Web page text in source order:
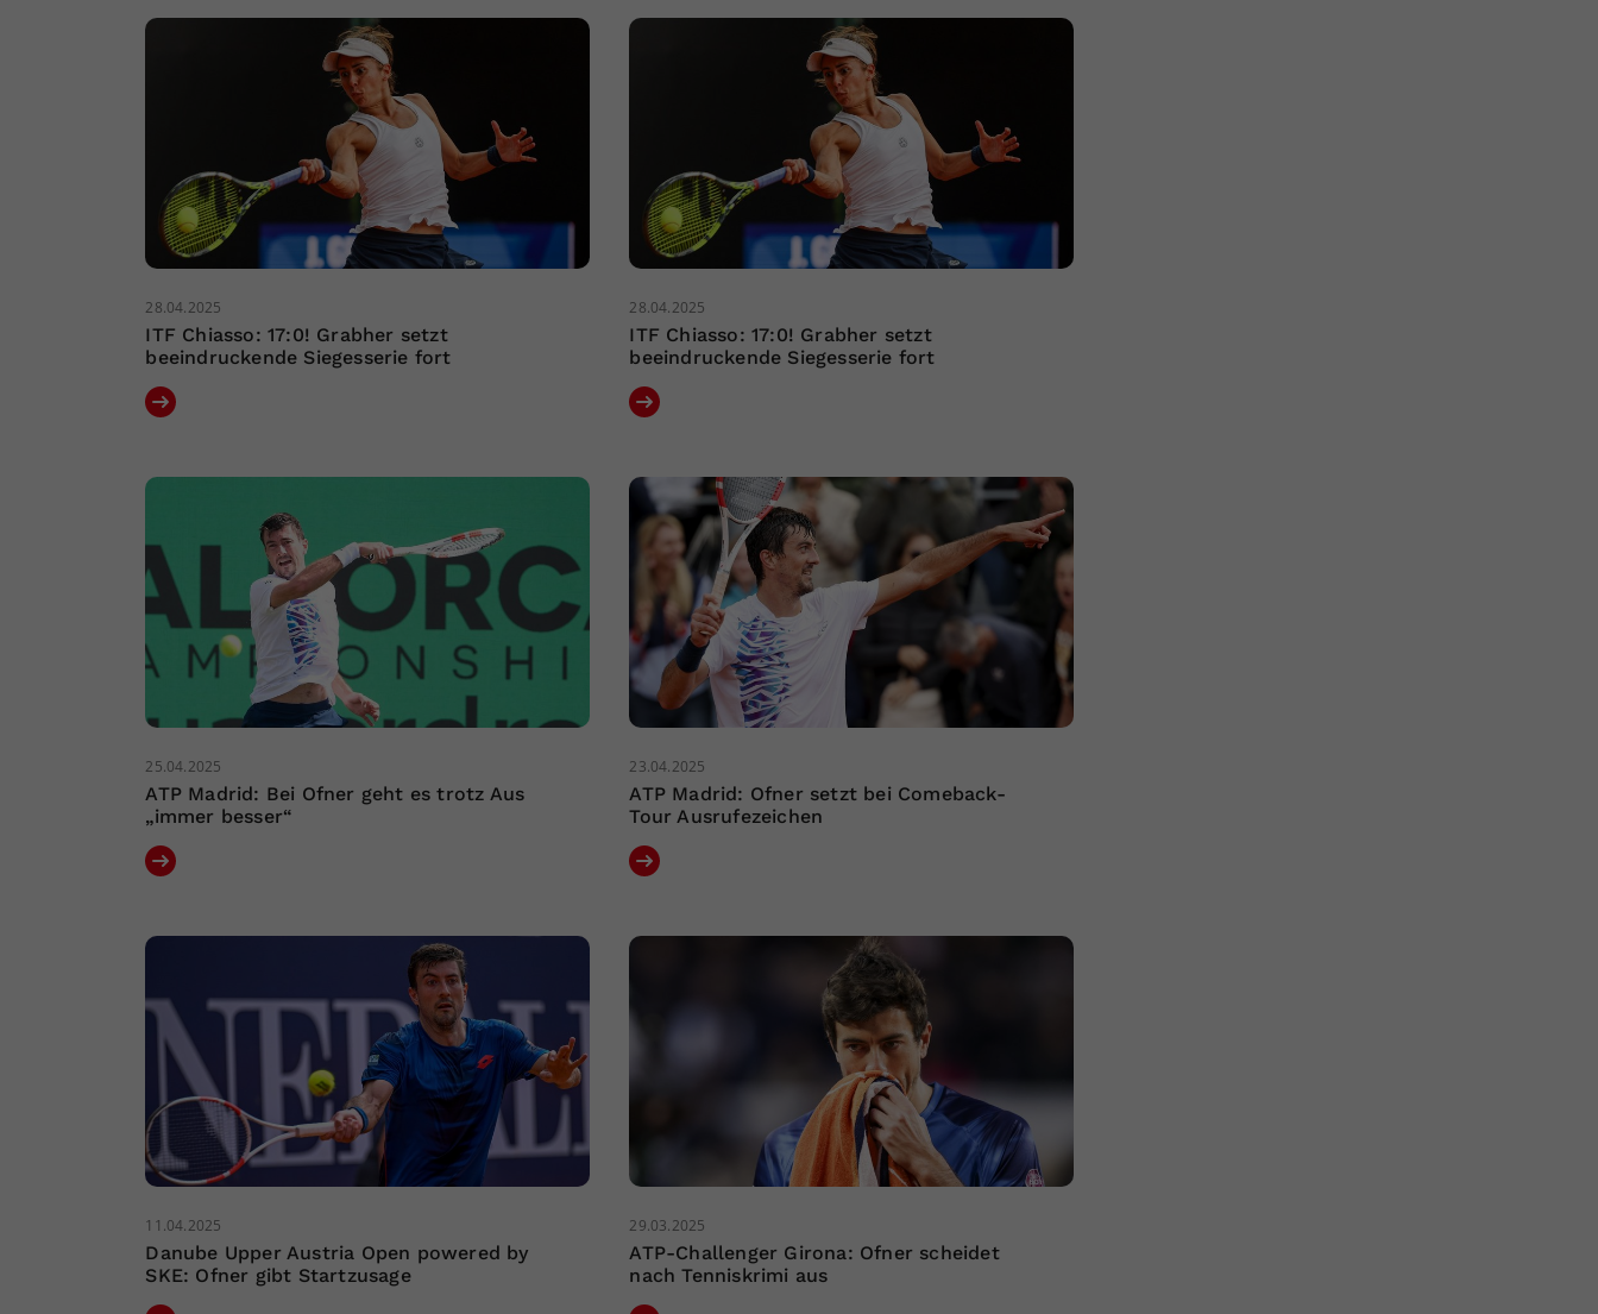
28.04.2025
ITF Chiasso: 17:0! Grabher setzt
beeindruckende Siegesserie fort
28.04.2025
ITF Chiasso: 17:0! Grabher setzt
beeindruckende Siegesserie fort
25.04.2025
ATP Madrid: Bei Ofner geht es trotz Aus
„immer besser“
23.04.2025
ATP Madrid: Ofner setzt bei Comeback-
Tour Ausrufezeichen
11.04.2025
Danube Upper Austria Open powered by
SKE: Ofner gibt Startzusage
29.03.2025
ATP-Challenger Girona: Ofner scheidet
nach Tenniskrimi aus